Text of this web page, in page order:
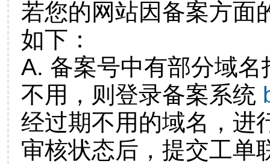
若您的网站因备案方面
如下：
A. 备案号中有部分域
不用，则登录备案系统
经过期不用的域名，进
审核状态后，提交工单